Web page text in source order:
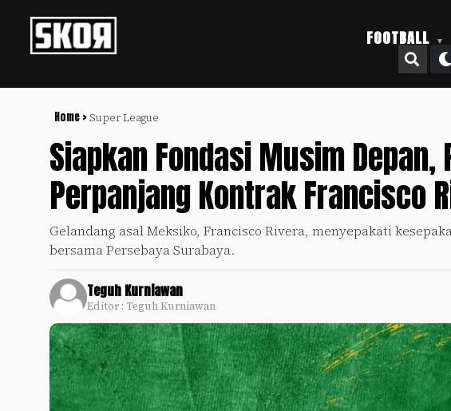
FOOTBALL
Home > Super League
Siapkan Fondasi Musim Depan,
Perpanjang Kontrak Francisco
Gelandang asal Meksiko, Francisco Rivera, menyepakati
bersama Persebaya Surabaya.
Teguh Kurniawan
Editor : Teguh Kurniawan
Football +
Culture +
Sports
Update
+
Timnas
SKOR
Video
Policy
Pedoman
Pemberitaan
Media
Disclaimer
Kami